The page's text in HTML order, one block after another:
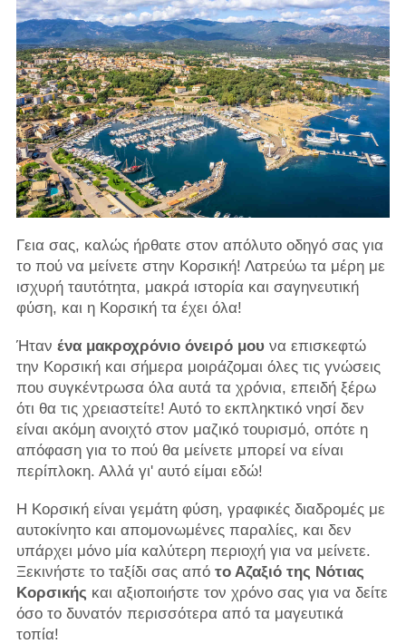
Γεια σας, καλώς ήρθατε στον απόλυτο οδηγό σας για
το πού να μείνετε στην Κορσική! Λατρεύω τα μέρη με
ισχυρή ταυτότητα, μακρά ιστορία και σαγηνευτική
φύση, και η Κορσική τα έχει όλα!
Ήταν ένα μακροχρόνιο όνειρό μουνα επισκεφτώ
την Κορσική και σήμερα μοιράζομαι όλες τις γνώσεις
που συγκέντρωσα όλα αυτά τα χρόνια, επειδή ξέρω
ότι θα τις χρειαστείτε! Αυτό το εκπληκτικό νησί δεν
είναι ακόμη ανοιχτό στον μαζικό τουρισμό, οπότε η
απόφαση για το πού θα μείνετε μπορεί να είναι
περίπλοκη. Αλλά γι' αυτό είμαι εδώ!
Η Κορσική είναι γεμάτη φύση, γραφικές διαδρομές με
αυτοκίνητο και απομονωμένες παραλίες, και δεν
υπάρχει μόνο μία καλύτερη περιοχή για να μείνετε.
Ξεκινήστε το ταξίδι σας από το Αζαξιό της Νότιας
Κορσικής και αξιοποιήστε τον χρόνο σας για να δείτε
όσο το δυνατόν περισσότερα από τα μαγευτικά
τοπία!